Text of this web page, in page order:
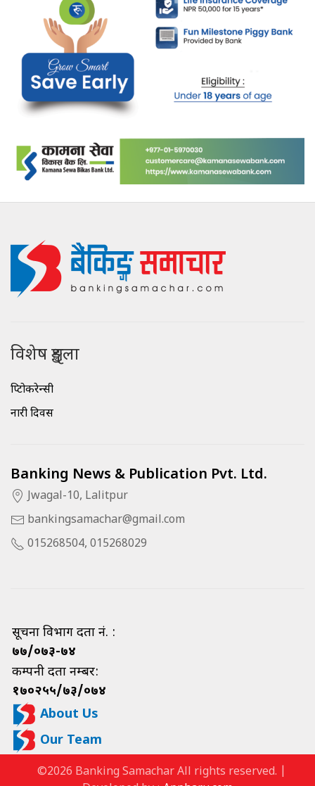
विशेष शृङ्खला
क्रिप्टोकरेन्सी
नारी दिवस
Banking News & Publication Pvt. Ltd.
Jwagal-10, Lalitpur
bankingsamachar@gmail.com
015268504, 015268029
सूचना विभाग दर्ता नं. :
७७/०७३-७४
कम्पनी दर्ता नम्बर:
१७०२५५/७३/०७४
About Us
Our Team
©2026 Banking Samachar All rights reserved. |